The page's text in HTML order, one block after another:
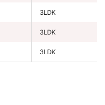
3LDK
3LDK
3LDK